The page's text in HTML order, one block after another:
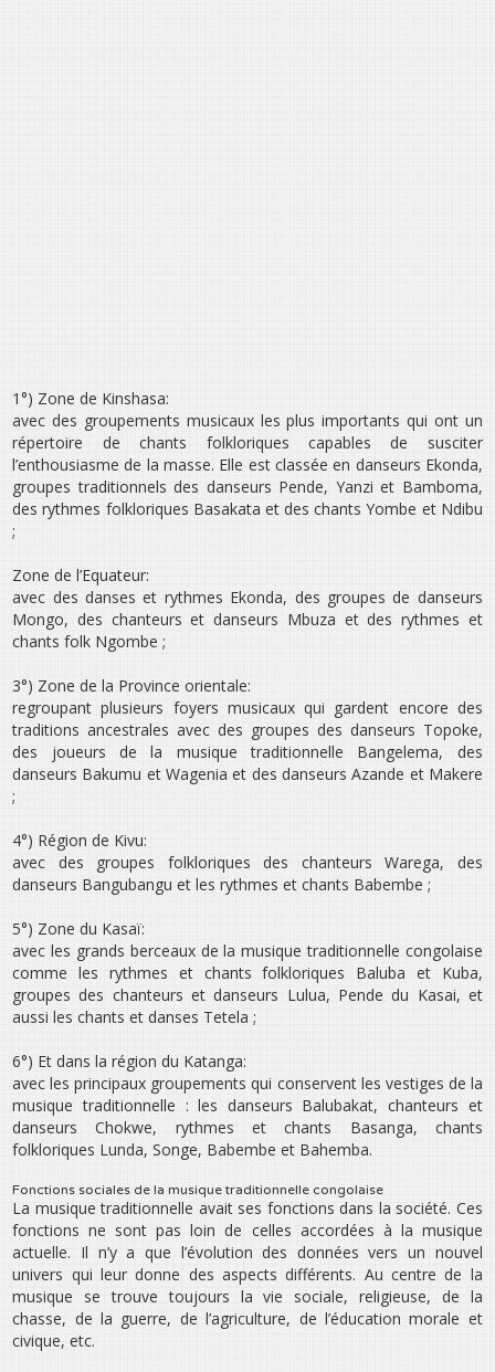
1°) Zone de Kinshasa:
avec des groupements musicaux les plus importants qui ont un
répertoire de chants folkloriques capables de susciter
l’enthousiasme de la masse. Elle est classée en danseurs Ekonda,
groupes traditionnels des danseurs Pende, Yanzi et Bamboma,
des rythmes folkloriques Basakata et des chants Yombe et Ndibu
;
Zone de l’Equateur:
avec des danses et rythmes Ekonda, des groupes de danseurs
Mongo, des chanteurs et danseurs Mbuza et des rythmes et
chants folk Ngombe ;
3°) Zone de la Province orientale:
regroupant plusieurs foyers musicaux qui gardent encore des
traditions ancestrales avec des groupes des danseurs Topoke,
des joueurs de la musique traditionnelle Bangelema, des
danseurs Bakumu et Wagenia et des danseurs Azande et Makere
;
4°) Région de Kivu:
avec des groupes folkloriques des chanteurs Warega, des
danseurs Bangubangu et les rythmes et chants Babembe ;
5°) Zone du Kasaï:
avec les grands berceaux de la musique traditionnelle congolaise
comme les rythmes et chants folkloriques Baluba et Kuba,
groupes des chanteurs et danseurs Lulua, Pende du Kasai, et
aussi les chants et danses Tetela ;
6°) Et dans la région du Katanga:
avec les principaux groupements qui conservent les vestiges de la
musique traditionnelle : les danseurs Balubakat, chanteurs et
danseurs Chokwe, rythmes et chants Basanga, chants
folkloriques Lunda, Songe, Babembe et Bahemba.
Fonctions sociales de la musique traditionnelle congolaise
La musique traditionnelle avait ses fonctions dans la société. Ces
fonctions ne sont pas loin de celles accordées à la musique
actuelle. Il n’y a que l’évolution des données vers un nouvel
univers qui leur donne des aspects différents. Au centre de la
musique se trouve toujours la vie sociale, religieuse, de la
chasse, de la guerre, de l’agriculture, de l’éducation morale et
civique, etc.